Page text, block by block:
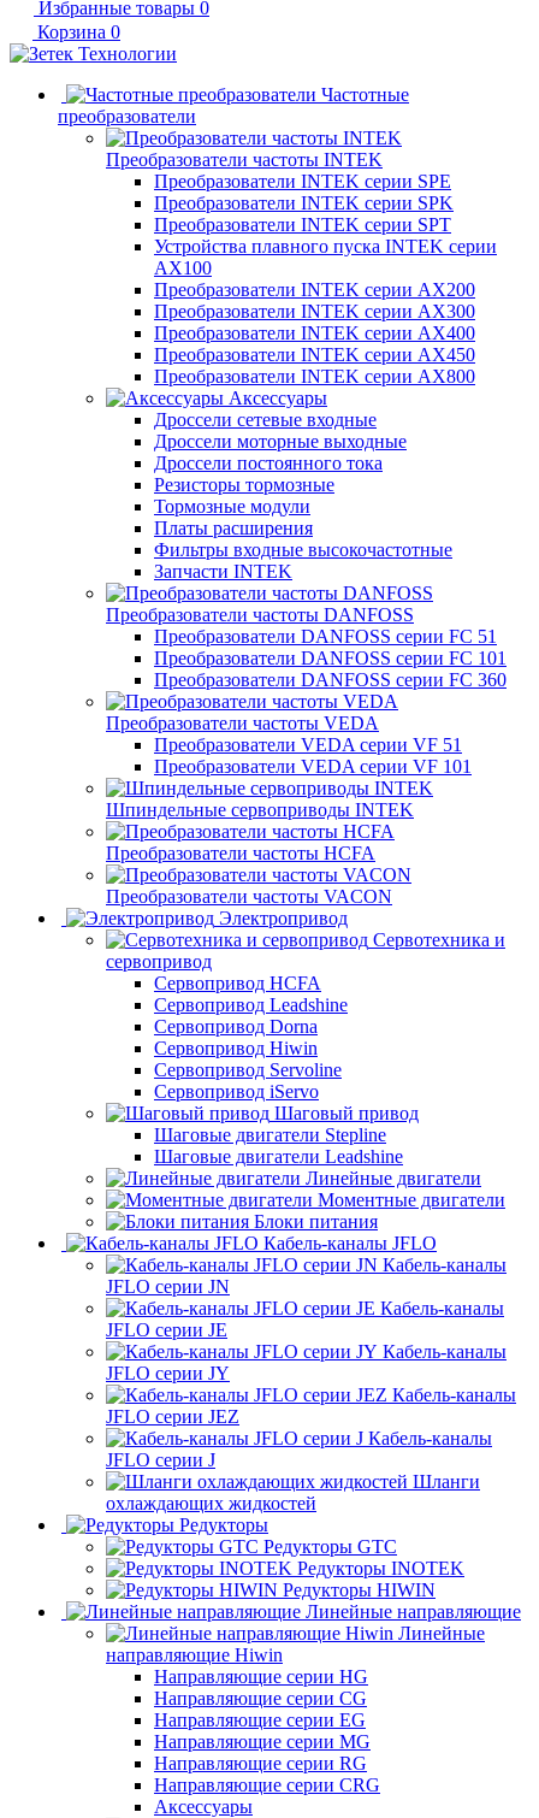
Избранные товары 0
Корзина 0
Частотные
преобразователи
Преобразователи частоты INTEK
Преобразователи INTEK серии SPE
Преобразователи INTEK серии SPK
Преобразователи INTEK серии SPT
Устройства плавного пуска INTEK серии
AX100
Преобразователи INTEK серии AX200
Преобразователи INTEK серии AX300
Преобразователи INTEK серии AX400
Преобразователи INTEK серии AX450
Преобразователи INTEK серии AX800
Аксессуары
Дроссели сетевые входные
Дроссели моторные выходные
Дроссели постоянного тока
Резисторы тормозные
Тормозные модули
Платы расширения
Фильтры входные высокочастотные
Запчасти INTEK
Преобразователи частоты DANFOSS
Преобразователи DANFOSS серии FC 51
Преобразователи DANFOSS серии FC 101
Преобразователи DANFOSS серии FC 360
Преобразователи частоты VEDA
Преобразователи VEDA серии VF 51
Преобразователи VEDA серии VF 101
Шпиндельные сервоприводы INTEK
Преобразователи частоты HCFA
Преобразователи частоты VACON
Электропривод
Сервотехника и
сервопривод
Сервопривод HCFA
Сервопривод Leadshine
Сервопривод Dorna
Сервопривод Hiwin
Сервопривод Servoline
Сервопривод iServo
Шаговый привод
Шаговые двигатели Stepline
Шаговые двигатели Leadshine
Линейные двигатели
Моментные двигатели
Блоки питания
Кабель-каналы JFLO
Кабель-каналы
JFLO серии JN
Кабель-каналы
JFLO серии JE
Кабель-каналы
JFLO серии JY
Кабель-каналы
JFLO серии JEZ
Кабель-каналы
JFLO серии J
Шланги
охлаждающих жидкостей
Редукторы
Редукторы GTC
Редукторы INOTEK
Редукторы HIWIN
Линейные направляющие
Линейные
направляющие Hiwin
Направляющие серии HG
Направляющие серии CG
Направляющие серии EG
Направляющие серии MG
Направляющие серии RG
Направляющие серии CRG
Аксессуары